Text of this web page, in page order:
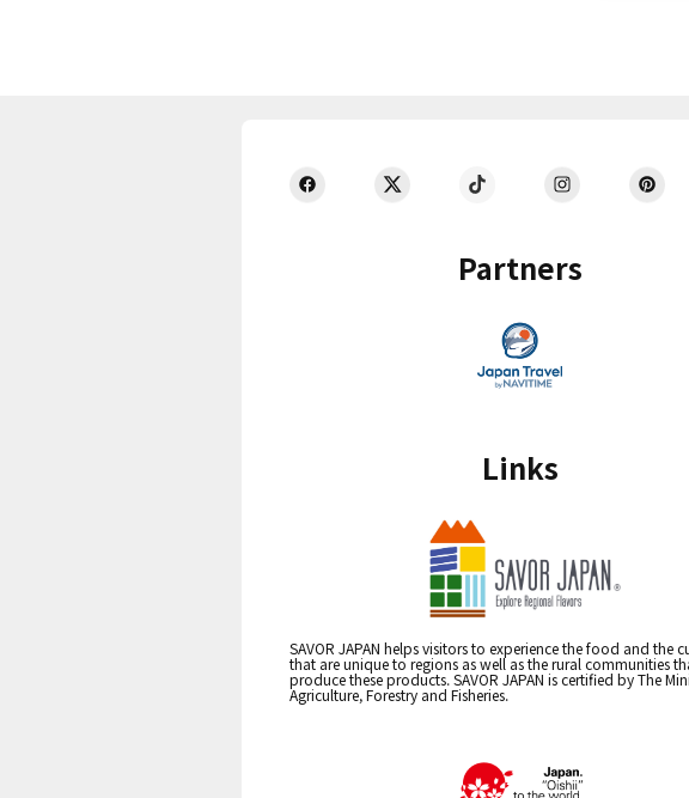
Partners
Links
SAVOR JAPAN helps visitors to experience the food and the
that are unique to regions as well as the rural communities
produce these products. SAVOR JAPAN is certified by The
Agriculture, Forestry and Fisheries.